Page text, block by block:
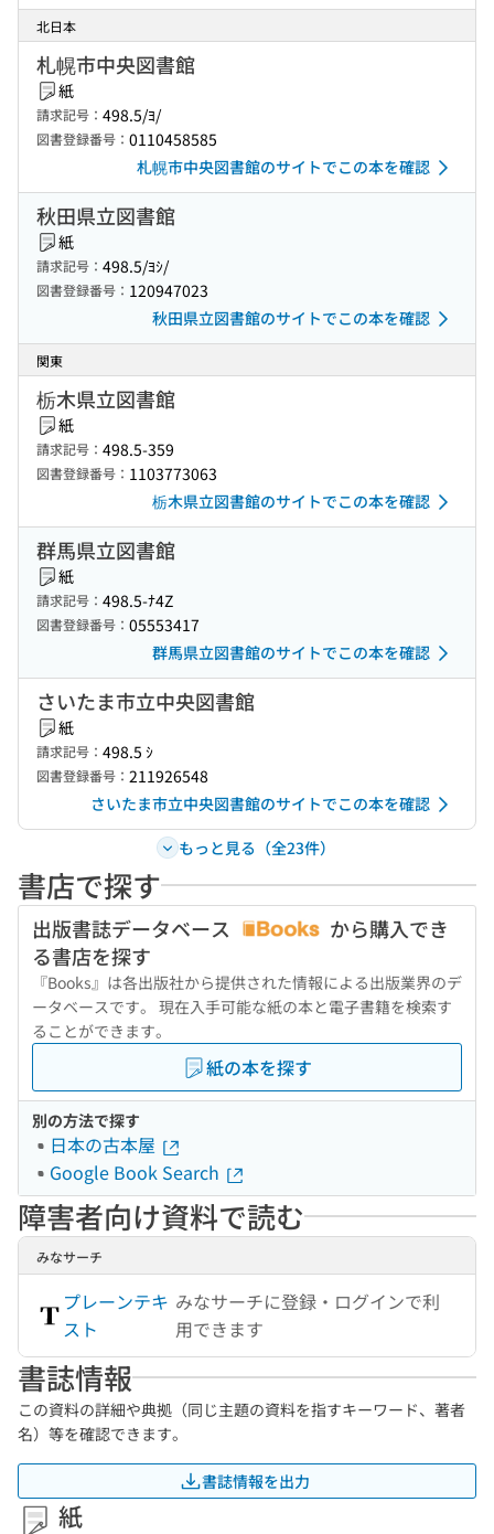
北日本
札幌市中央図書館
紙
請求記号： 498.5/ﾖ/
図書登録番号： 0110458585
札幌市中央図書館のサイトでこの本を確認
秋田県立図書館
紙
請求記号： 498.5/ﾖｼ/
図書登録番号： 120947023
秋田県立図書館のサイトでこの本を確認
関東
栃木県立図書館
紙
請求記号： 498.5-359
図書登録番号： 1103773063
栃木県立図書館のサイトでこの本を確認
群馬県立図書館
紙
請求記号： 498.5-ﾅ4Z
図書登録番号： 05553417
群馬県立図書館のサイトでこの本を確認
さいたま市立中央図書館
紙
請求記号： 498.5 ｼ
図書登録番号： 211926548
さいたま市立中央図書館のサイトでこの本を確認
もっと見る（全23件）
書店で探す
出版書誌データベース
から購入でき
る書店を探す
『Books』は各出版社から提供された情報による出版業界のデ
ータベースです。 現在入手可能な紙の本と電子書籍を検索す
ることができます。
紙の本を探す
別の方法で探す
日本の古本屋
Google Book Search
障害者向け資料で読む
みなサーチ
プレーンテキ
スト
みなサーチに登録・ログインで利
用できます
書誌情報
この資料の詳細や典拠（同じ主題の資料を指すキーワード、著者
名）等を確認できます。
書誌情報を出力
紙